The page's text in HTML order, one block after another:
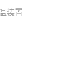
装置